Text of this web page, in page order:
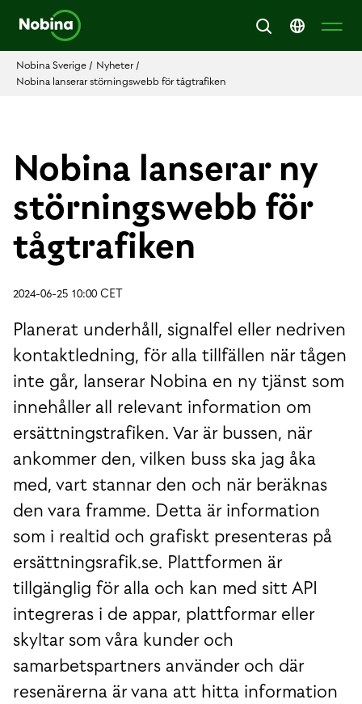
Nobina Sverige / Nyheter/
Nobina lanserar störningswebb för tågtrafiken
Nobina lanserar ny
störningswebb för
tågtrafiken
2024-06-25 10:00 CET
Planerat underhåll, signalfel eller nedriven
kontaktledning, för alla tillfällen när tågen
inte går, lanserar Nobina en ny tjänst som
innehåller all relevant information om
ersättningstrafiken. Var är bussen, när
ankommer den, vilken buss ska jag åka
med, vart stannar den och när beräknas
den vara framme. Detta är information
som i realtid och grafiskt presenteras på
ersättningsrafik.se. Plattformen är
tillgänglig för alla och kan med sitt API
integreras i de appar, plattformar eller
skyltar som våra kunder och
samarbetspartners använder och där
resenärerna är vana att hitta information